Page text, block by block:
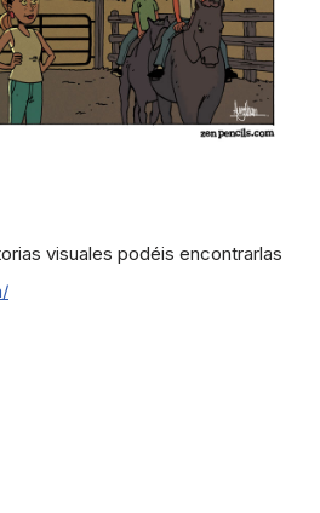
visuales podéis encontrarlas